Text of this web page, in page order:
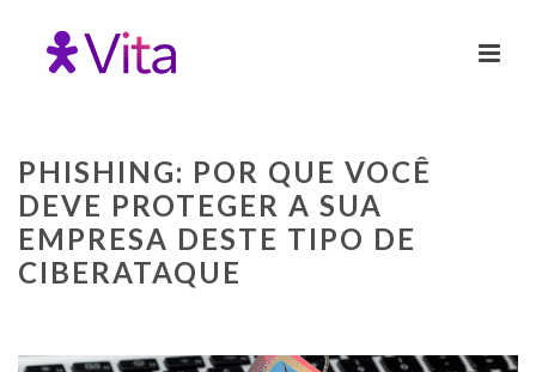
PHISHING: POR QUE VOCÊ
DEVE PROTEGER A SUA
EMPRESA DESTE TIPO DE
CIBERATAQUE